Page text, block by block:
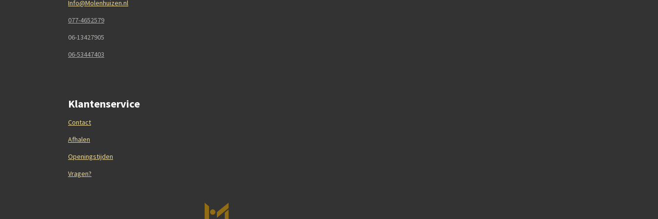
Info@Molenhuizen.nl
077-4652579
06-13427905
06-53447403
Klantenservice
Contact
Afhalen
Openingstijden
Vragen?